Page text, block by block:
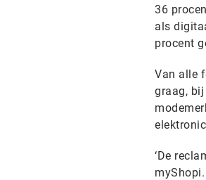
36
als
procent
Van alle
graag,
‘De